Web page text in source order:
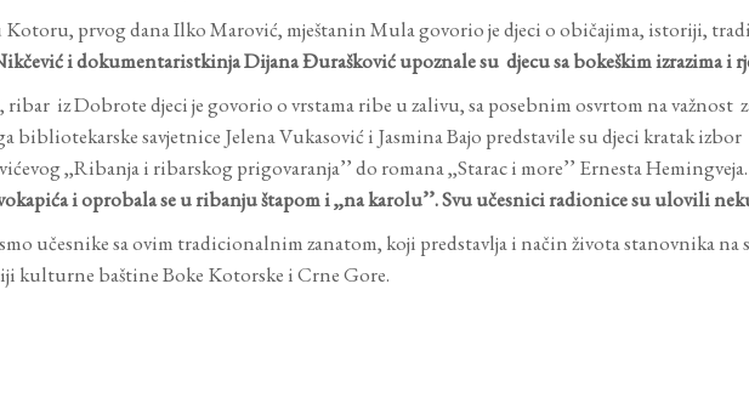
prvog dana Ilko Marović, mještanin Mula govorio je djeci o običajima, istoriji,
i dokumentaristkinja Dijana Đurašković upoznale su djecu sa bokeškim izrazima i
iz Dobrote djeci je govorio o vrstama ribe u zalivu, sa posebnim osvrtom na važnost
bibliotekarske savjetnice Jelena Vukasović i Jasmina Bajo predstavile su djeci kratak
,,Ribanja i ribarskog prigovaranja’’ do romana ,,Starac i more’’ Ernesta Hemingveja.
i oprobala se u ribanju štapom i ,,na karolu’’. Svu učesnici radionice su ulovili
učesnike sa ovim tradicionalnim zanatom, koji predstavlja i način života stanovnika na
kulturne baštine Boke Kotorske i Crne Gore.